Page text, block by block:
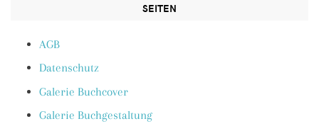
SEITEN
AGB
Datenschutz
Galerie Buchcover
Galerie Buchgestaltung